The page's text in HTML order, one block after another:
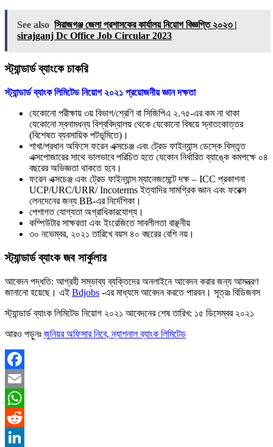
See also সিরাজগঞ্জ জেলা প্রশাসকের কার্যালয় নিয়োগ বিজ্ঞপ্তি ২০২৩ |
sirajganj Dc Office Job Circular 2023
স্ট্যান্ডার্ড ব্যাংকে চাকরি
স্ট্যান্ডার্ড ব্যাংক লিমিটেড নিয়োগ ২০২১ প্রয়োজনীয় জ্ঞান দক্ষতা
যেকোনো পরীক্ষায় ৩য় বিভাগ/শ্রেণি বা সিজিপিএ ২.৭৫-এর কম না থাকা
যেকোনো স্বনামধন্য বিশ্ববিদ্যালয় থেকে যেকোনো বিষয়ে স্নাতকোত্তর
(বিশেষত ব্যবসায়িক পটভূমিতে)।
শাখা/প্রধান অফিসে ফরেন এক্সচেঞ্জ এবং ট্রেড ফাইন্যান্স ডেস্কে বিস্তৃত
এক্সপোজারের সাথে ভালভাবে পরিচিত হতে যেকোন নির্ধারিত ব্যাঙ্কে কমপক্ষে ০৪
বছরের অভিজ্ঞতা থাকতে হবে।
ফরেন এক্সচেঞ্জ এবং ট্রেড ফাইন্যান্স ম্যানেজমেন্টে দক্ষ – ICC প্রকাশনা
UCP/URC/URR/ Incoterms ইত্যাদির সামগ্রিক জ্ঞান এবং ফরেক্স
লেনদেনের জন্য BB-এর নির্দেশিকা।
পেশাগত যোগ্যতা অগ্রাধিকারযোগ্য।
কম্পিউটার সাক্ষরতা এবং ইংরেজিতে সাবলীলতা বাঞ্ছনীয়
৩০ নভেম্বর, ২০২১ তারিখে বয়স ৪০ বছরের বেশি নয়।
স্ট্যান্ডার্ড ব্যাংক জব সার্কুলার
আবেদন পদ্ধতি: আগ্রহী সম্ভাব্য ব্যক্তিদের অনলাইনে আবেদন করার জন্য আমন্ত্রণ
জানানো হয়েছে। এই Bdjobs -এর মাধ্যমে আবেদন করতে পারবন। সূত্রঃ বিডিজবস
স্ট্যান্ডার্ড ব্যাংক লিমিটেড নিয়োগ ২০২১ আবেদনের শেষ তারিখ: ১৫ ডিসেম্বর ২০২১
আরও পড়ুনঃ জুনিয়র অফিসার নিবে, ন্যাশনাল ব্যাংক লিমিটেড
Facebook
Email
WhatsApp
Reddit